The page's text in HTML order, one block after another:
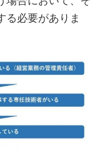
る必要がありま